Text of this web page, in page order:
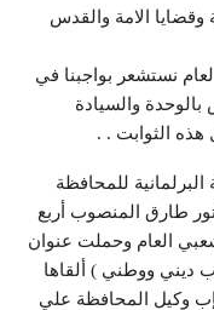
الامة والقدس
نستشعر بواجبنا في
والسيادة
الثوابت . .
للمحافظة
طارق المنصوب أربع
العام وحملت عنوان
ديني ووطني ) ألقاها
وكيل المحافظة علي